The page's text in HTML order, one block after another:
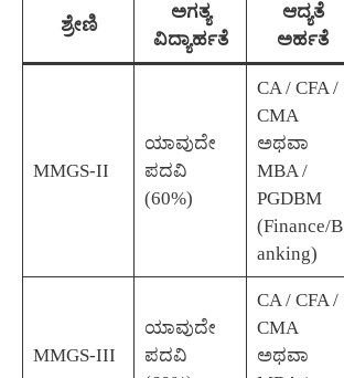
ಶ್ರೇಣಿ
ಅಗತ್ಯ
ವಿದ್ಯಾರ್ಹತೆ
ಆದ್ಯತೆ
ಅರ್ಹತೆ
MMGS-II
ಯಾವುದೇ
ಪದವಿ
(60%)
CA / CFA /
CMA
ಅಥವಾ
MBA /
PGDBM
(Finance/B
anking)
MMGS-III
ಯಾವುದೇ
ಪದವಿ
CA / CFA /
CMA
ಅಥವಾ